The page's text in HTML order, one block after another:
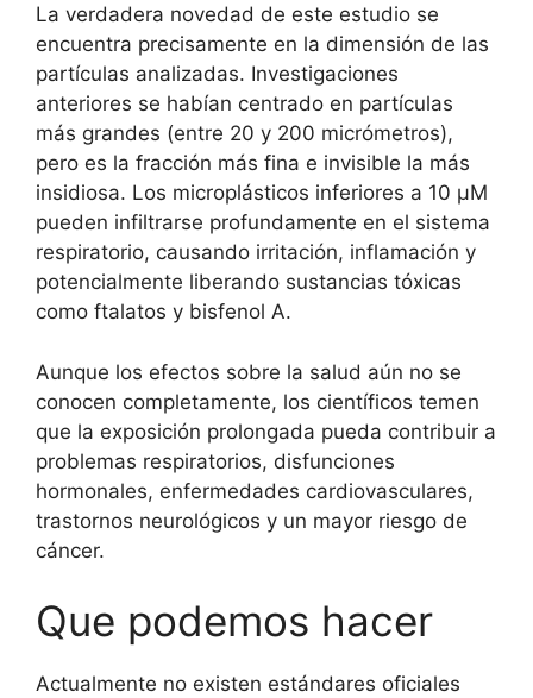
La verdadera novedad de este estudio se
encuentra precisamente en la dimensión de las
partículas analizadas. Investigaciones
anteriores se habían centrado en partículas
más grandes (entre 20 y 200 micrómetros),
pero es la fracción más fina e invisible la más
insidiosa. Los microplásticos inferiores a 10 µM
pueden infiltrarse profundamente en el sistema
respiratorio, causando irritación, inflamación y
potencialmente liberando sustancias tóxicas
como ftalatos y bisfenol A.
Aunque los efectos sobre la salud aún no se
conocen completamente, los científicos temen
que la exposición prolongada pueda contribuir a
problemas respiratorios, disfunciones
hormonales, enfermedades cardiovasculares,
trastornos neurológicos y un mayor riesgo de
cáncer.
Que podemos hacer
Actualmente no existen estándares oficiales